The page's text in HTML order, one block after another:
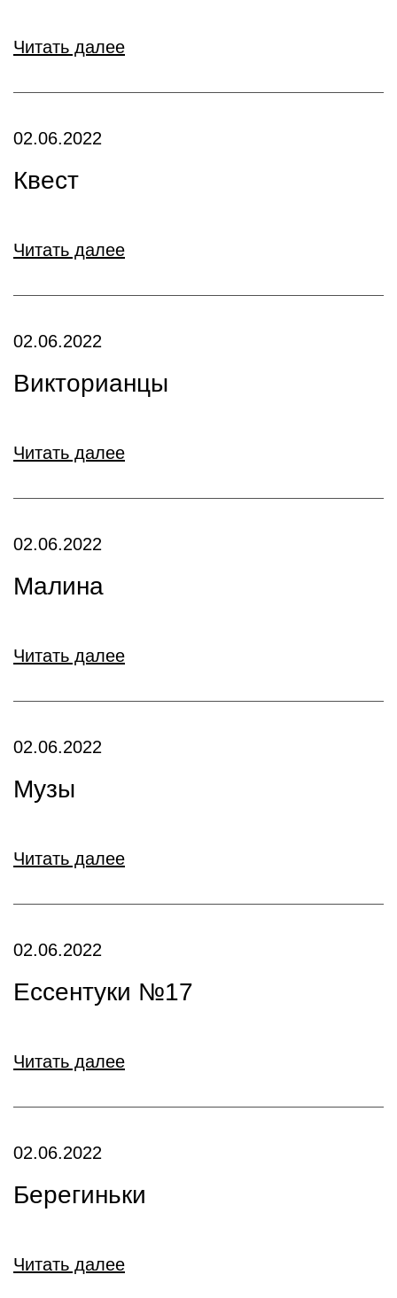
Читать далее
02.06.2022
Квест
Читать далее
02.06.2022
Викторианцы
Читать далее
02.06.2022
Малина
Читать далее
02.06.2022
Музы
Читать далее
02.06.2022
Ессентуки №17
Читать далее
02.06.2022
Берегиньки
Читать далее